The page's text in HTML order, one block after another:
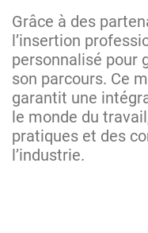
Grâce à des
l’insertion
personnalisé pour
son parcours. Ce
garantit une
le monde du
pratiques et des
l’industrie.